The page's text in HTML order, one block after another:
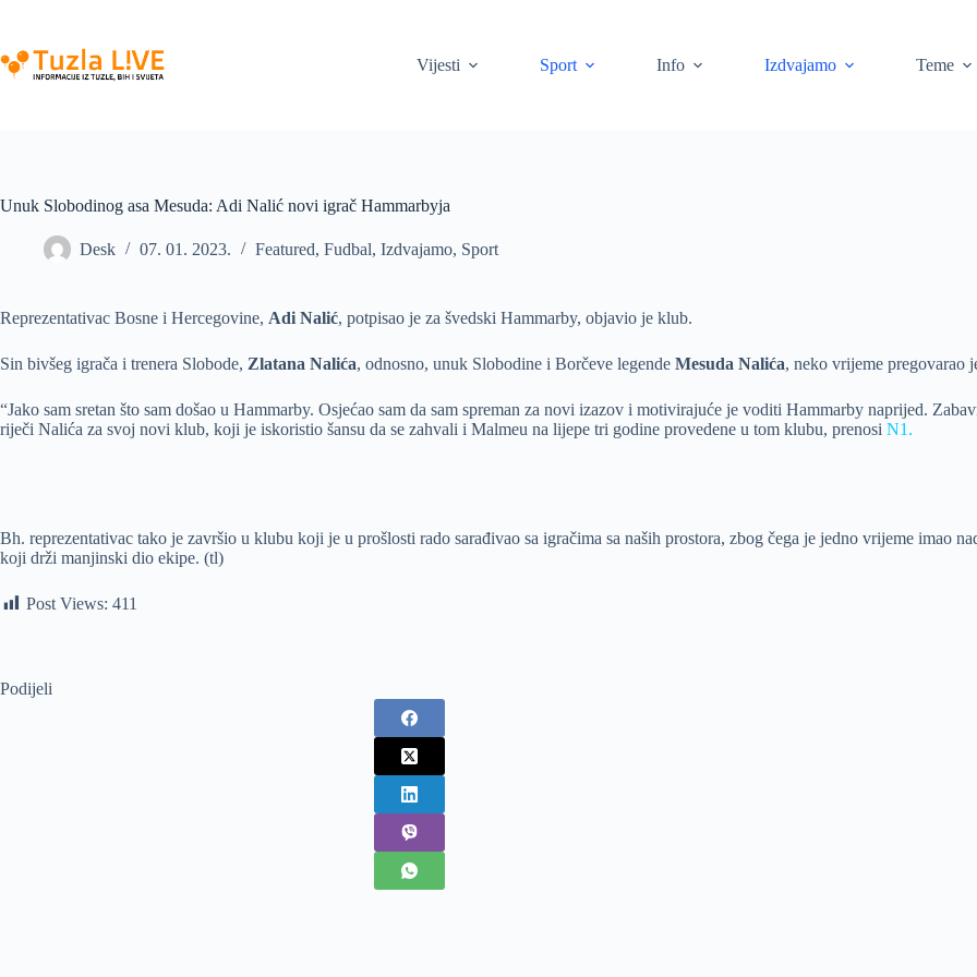
content
Vijesti
Sport Info Izdvajamo Teme
Unuk Slobodinog asa Mesuda: Adi Nalić novi igrač Hammarbyja
Desk 07. 01. 2023. Featured, Fudbal, Izdvajamo, Sport
Reprezentativac Bosne i Hercegovine, Adi Nalić, potpisao je za švedski Hammarby, objavio je klub.
Sin bivšeg igrača i trenera Slobode, Zlatana Nalića, odnosno, unuk Slobodine i Borčeve legende Mesuda Nalića, neko vrijeme pregovarao
“Jako sam sretan što sam došao u Hammarby. Osjećao sam da sam spreman za novi izazov i motivirajuće je voditi Hammarby naprijed.
riječi Nalića za svoj novi klub, koji je iskoristio šansu da se zahvali i Malmeu na lijepe tri godine provedene u tom klubu, prenosi N1.
Bh. reprezentativac tako je završio u klubu koji je u prošlosti rado sarađivao sa igračima sa naših prostora, zbog čega je jedno vrijeme imao
koji drži manjinski dio ekipe. (tl)
Post Views: 411
Podijeli